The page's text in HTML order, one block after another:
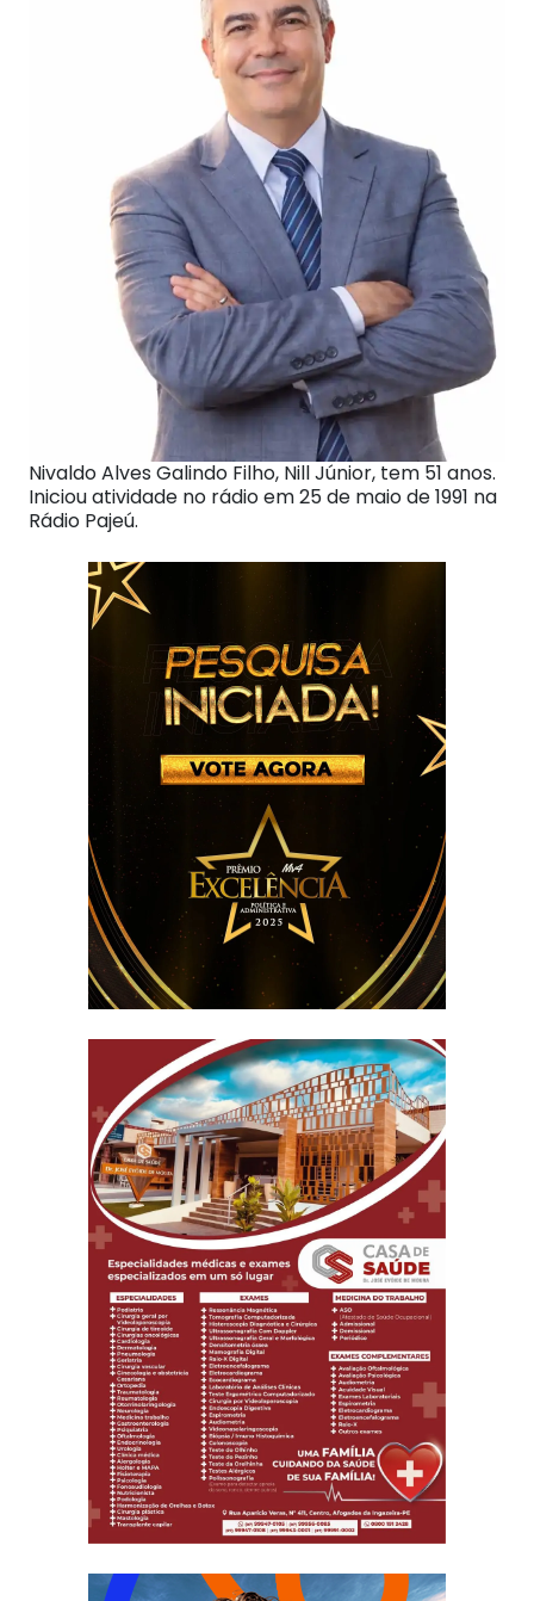
Nivaldo Alves Galindo Filho, Nill Júnior, tem 51 anos.
Iniciou atividade no rádio em 25 de maio de 1991 na
Rádio Pajeú.